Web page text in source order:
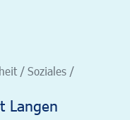
/ Soziales /
Langen